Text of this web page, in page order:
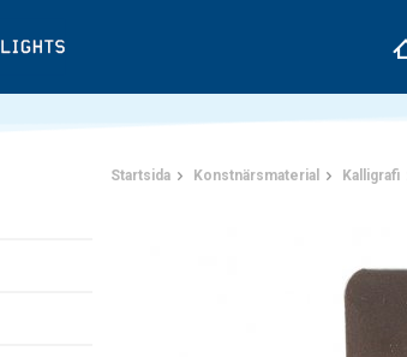
Startsida Konstnärsmaterial Kalligrafi